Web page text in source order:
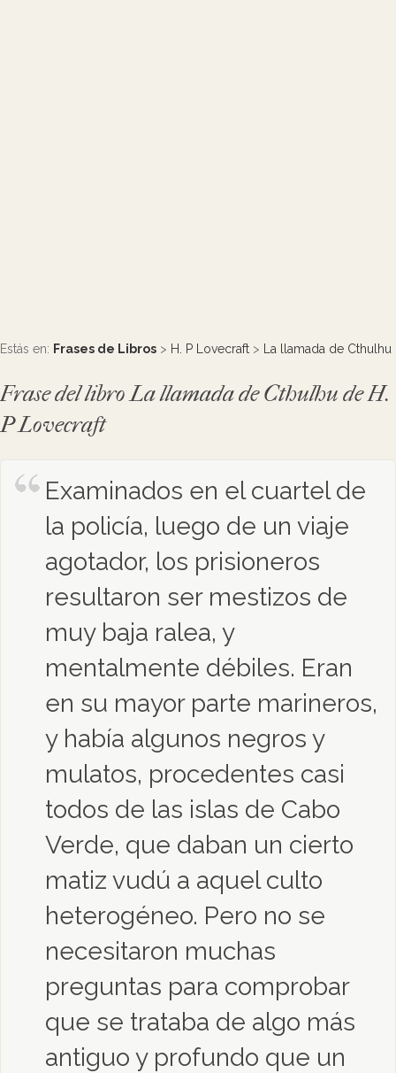
Estás en: Frases de Libros > H. P Lovecraft > La llamada de Cthulhu
Frase del libro La llamada de Cthulhu de H.
P Lovecraft
Examinados en el cuartel de
la policía, luego de un viaje
agotador, los prisioneros
resultaron ser mestizos de
muy baja ralea, y
mentalmente débiles. Eran
en su mayor parte marineros,
y había algunos negros y
mulatos, procedentes casi
todos de las islas de Cabo
Verde, que daban un cierto
matiz vudú a aquel culto
heterogéneo. Pero no se
necesitaron muchas
preguntas para comprobar
que se trataba de algo más
antiguo y profundo que un